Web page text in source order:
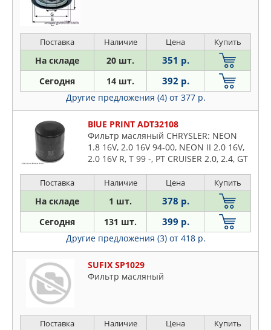
Поставка Наличие Цена Купить
На складе 20 шт. 351 р.
Сегодня 14 шт. 392 р.
Другие предложения (4) от 377 р.
BlUE PRINT ADT32108
Фильтр масляный CHRYSLER: NEON
1.8 16V, 2.0 16V 94-00, NEON II 2.0 16V,
2.0 16V R, T 99 -, PT CRUISER 2.0, 2.4, GT
04 -, ST
Поставка Наличие Цена Купить
На складе 1 шт. 378 р.
Сегодня 131 шт. 399 р.
Другие предложения (3) от 418 р.
SUFIX SP1029
Фильтр масляный
Поставка Наличие Цена Купить